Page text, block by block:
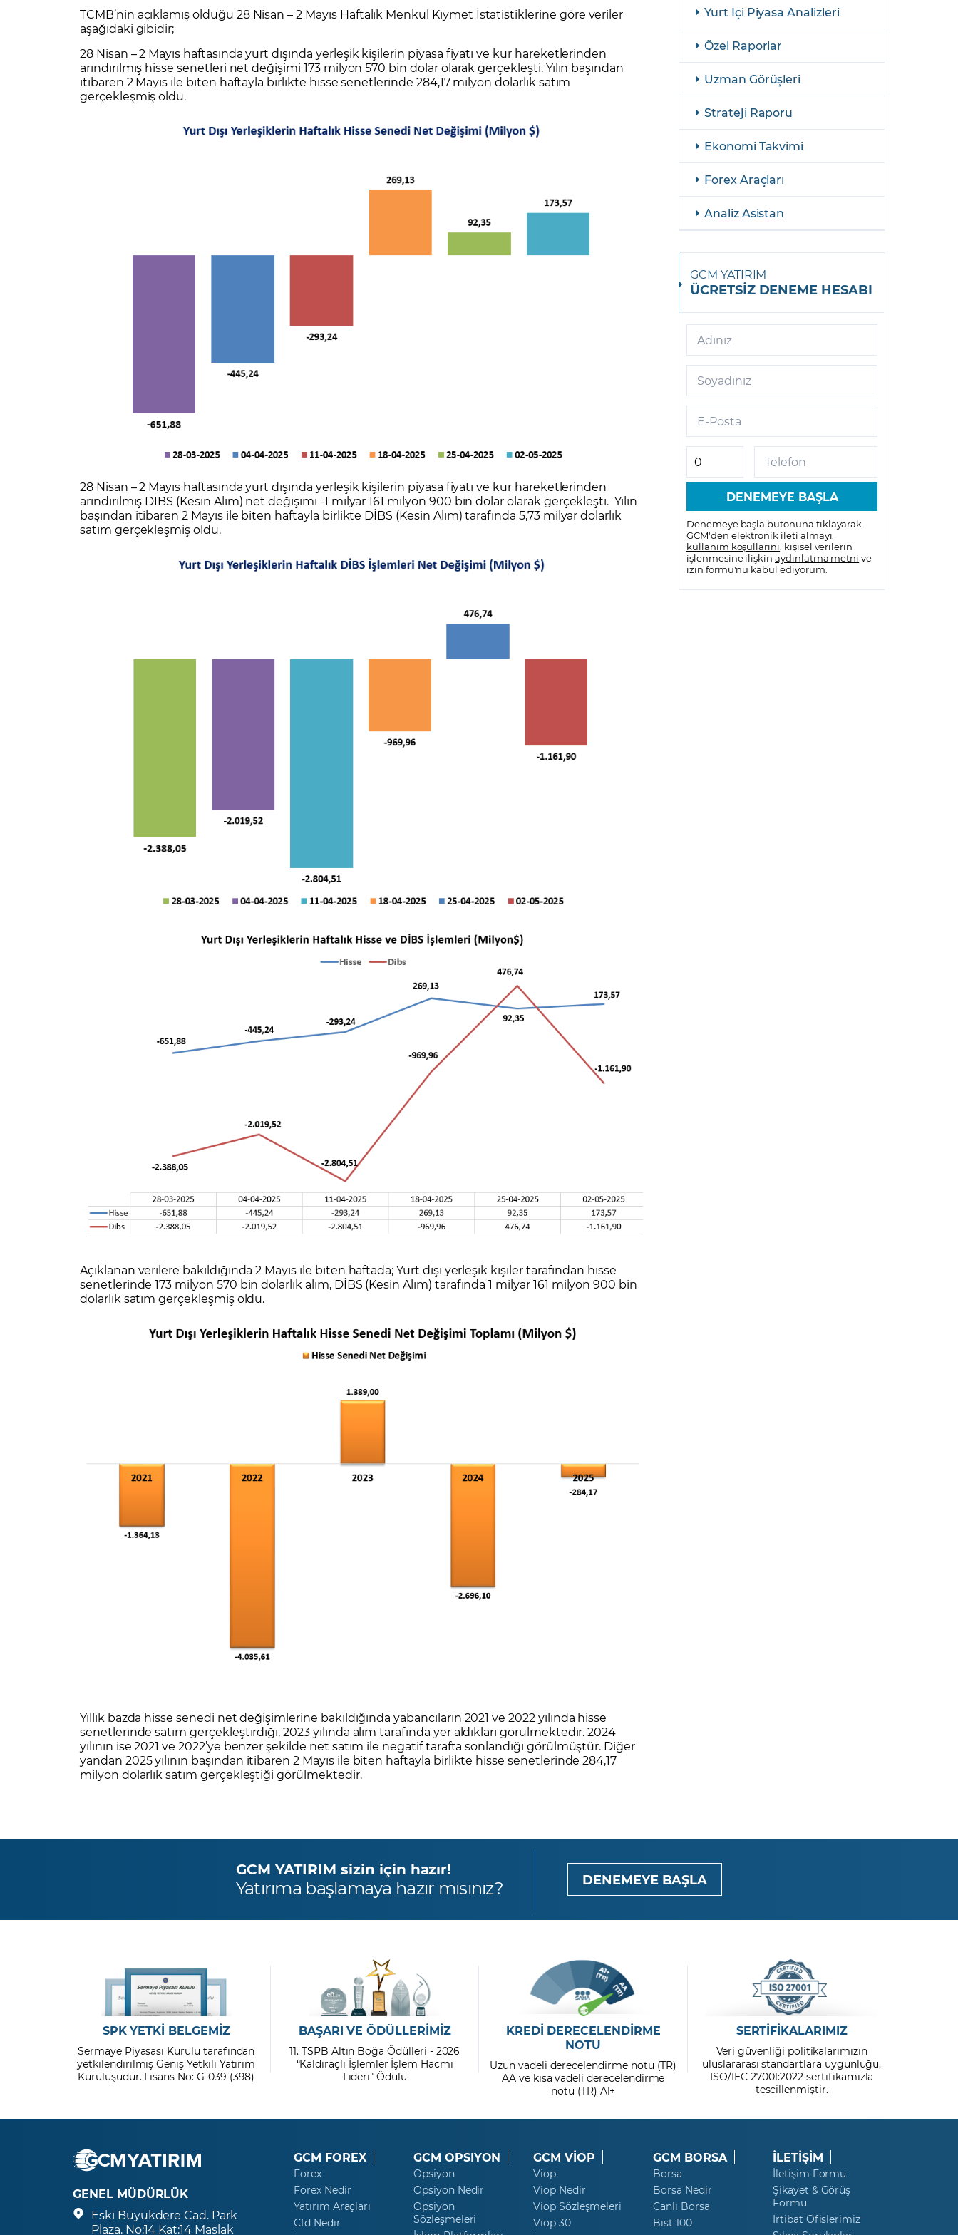
Yasal Bildirimler
İŞLEM PLATFORMLARI
GCM Trader Eğitim Videoları GCM MT4 Eğitim Videoları GCM MT5 Eğitim Videoları GCM Borsa Trader Eğitim Videoları
Sorularla Borsa
Yurt Dışı Bilanço Takvimi
Yasal Bildirimler
TCMB’nin açıklamış olduğu 28 Nisan – 2 Mayıs Haftalık Menkul Kıymet İstatistiklerine göre veriler
aşağıdaki gibidir;
28 Nisan – 2 Mayıs haftasında yurt dışında yerleşik kişilerin piyasa fiyatı ve kur hareketlerinden
arındırılmış hisse senetleri net değişimi 173 milyon 570 bin dolar olarak gerçekleşti. Yılın başından
itibaren 2 Mayıs ile biten haftayla birlikte hisse senetlerinde 284,17 milyon dolarlık satım
gerçekleşmiş oldu.
28 Nisan – 2 Mayıs haftasında yurt dışında yerleşik kişilerin piyasa fiyatı ve kur hareketlerinden
arındırılmış DİBS (Kesin Alım) net değişimi -1 milyar 161 milyon 900 bin dolar olarak gerçekleşti. Yılın
başından itibaren 2 Mayıs ile biten haftayla birlikte DİBS (Kesin Alım) tarafında 5,73 milyar dolarlık
satım gerçekleşmiş oldu.
Açıklanan verilere bakıldığında 2 Mayıs ile biten haftada; Yurt dışı yerleşik kişiler tarafından hisse
senetlerinde 173 milyon 570 bin dolarlık alım, DİBS (Kesin Alım) tarafında 1 milyar 161 milyon 900 bin
dolarlık satım gerçekleşmiş oldu.
Yıllık bazda hisse senedi net değişimlerine bakıldığında yabancıların 2021 ve 2022 yılında hisse
senetlerinde satım gerçekleştirdiği, 2023 yılında alım tarafında yer aldıkları görülmektedir. 2024
yılının ise 2021 ve 2022’ye benzer şekilde net satım ile negatif tarafta sonlandığı görülmüştür. Diğer
yandan 2025 yılının başından itibaren 2 Mayıs ile biten haftayla birlikte hisse senetlerinde 284,17
milyon dolarlık satım gerçekleştiği görülmektedir.
Yurt İçi Piyasa Analizleri
Özel Raporlar
Uzman Görüşleri
Strateji Raporu
Ekonomi Takvimi
Forex Araçları
Analiz Asistan
GCM YATIRIM
ÜCRETSİZ DENEME HESABI
Adınız
Soyadınız
E-Posta
Telefon
Denemeye başla butonuna tıklayarak
GCM'den elektronik ileti almayı,
kullanım koşullarını , kişisel verilerin
işlenmesine ilişkin aydınlatma metni ve
izin formu'nu kabul ediyorum.
GCM YATIRIM sizin için hazır!
Yatırıma başlamaya hazır mısınız? DENEMEYE BAŞLA
SPK YETKİ BELGEMİZ
Sermaye Piyasası Kurulu tarafından
yetkilendirilmiş Geniş Yetkili Yatırım
Kuruluşudur. Lisans No: G-039 (398)
BAŞARI VE ÖDÜLLERİMİZ
11. TSPB Altın Boğa Ödülleri - 2026
“Kaldıraçlı İşlemler İşlem Hacmi
Lideri" Ödülü
KREDİ DERECELENDİRME
NOTU
Uzun vadeli derecelendirme notu (TR)
AA ve kısa vadeli derecelendirme
notu (TR) A1+
SERTİFİKALARIMIZ
Veri güvenliği politikalarımızın
uluslararası standartlara uygunluğu,
ISO/IEC 27001:2022 sertifikamızla
tescillenmiştir.
GENEL MÜDÜRLÜK
Eski Büyükdere Cad. Park
Plaza. No:14 Kat:14 Maslak
GCM FOREX
Forex
Forex Nedir
Yatırım Araçları
Cfd Nedir
GCM OPSIYON
Opsiyon
Opsiyon Nedir
Opsiyon
Sözleşmeleri
GCM VİOP
Viop
Viop Nedir
Viop Sözleşmeleri
Viop 30
GCM BORSA
Borsa
Borsa Nedir
Canlı Borsa
Bist 100
İLETİŞİM
İletişim Formu
Şikayet & Görüş
Formu
İrtibat Ofislerimiz